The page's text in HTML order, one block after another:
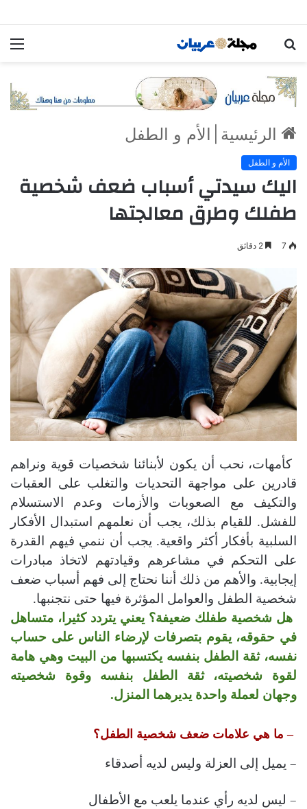
الرئيسية الأم و الطفل
الأم و الطفل
اليك سيدتي أسباب ضعف شخصية
طفلك وطرق معالجتها
7
كأمهات، نحب أن يكون لأبنائنا شخصيات قوية ونراهم
قادرين على مواجهة التحديات والتغلب على العقبات
والتكيف مع الصعوبات والأزمات وعدم الاستسلام
للفشل. للقيام بذلك، يجب أن نعلمهم استبدال الأفكار
السلبية بأفكار أكثر واقعية. يجب أن ننمي فيهم القدرة
على التحكم في مشاعرهم وقيادتهم لاتخاذ مبادرات
إيجابية. والأهم من ذلك أننا نحتاج إلى فهم أسباب ضعف
شخصية الطفل والعوامل المؤثرة فيها حتى نتجنبها.
هل شخصية طفلك ضعيفة؟ يعني يتردد كثيرا، متساهل
في حقوقه، يقوم بتصرفات لإرضاء الناس على حساب
نفسه، ثقة الطفل بنفسه يكتسبها من البيت وهي هامة
لقوة شخصيته، ثقة الطفل بنفسه وقوة شخصيته
وجهان لعملة واحدة يديرهما المنزل.
– ما هي علامات ضعف شخصية الطفل؟
– يميل إلى العزلة وليس لديه أصدقاء
– ليس لديه رأي عندما يلعب مع الأطفال